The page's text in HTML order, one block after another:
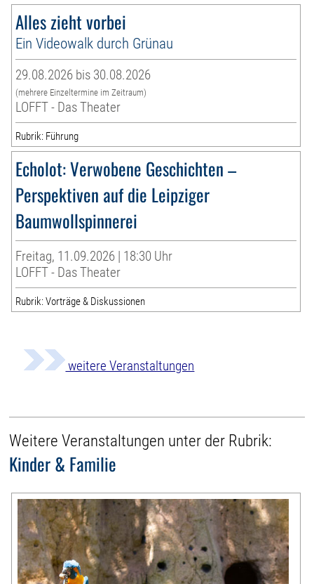
Alles zieht vorbei
Ein Videowalk durch Grünau
29.08.2026 bis 30.08.2026
(mehrere Einzeltermine im Zeitraum)
LOFFT - Das Theater
Rubrik: Führung
Echolot: Verwobene Geschichten –
Perspektiven auf die Leipziger
Baumwollspinnerei
Freitag, 11.09.2026 | 18:30 Uhr
LOFFT - Das Theater
Rubrik: Vorträge & Diskussionen
weitere Veranstaltungen
Weitere Veranstaltungen unter der Rubrik:
Kinder & Familie